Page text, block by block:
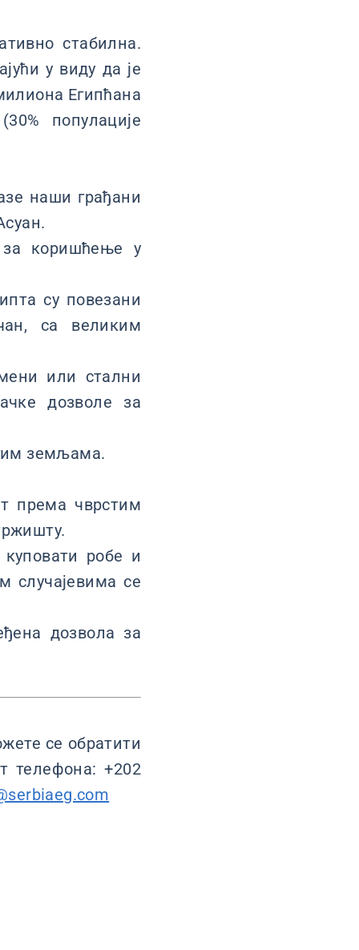
стабилна.
у виду да је
Египћана
популације
наши грађани
за коришћење у
су повезани
са великим
или стални
дозволе за
земљама.
према чврстим
робе и
случајевима се
дозвола за
се обратити
телефона: +202